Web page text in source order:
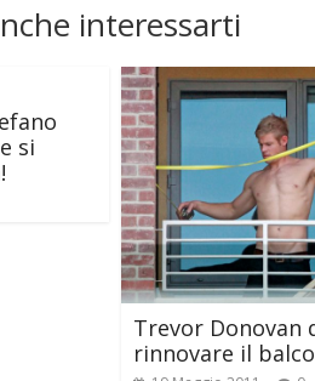
interessarti
si
Trevor Donovan
rinnovare il